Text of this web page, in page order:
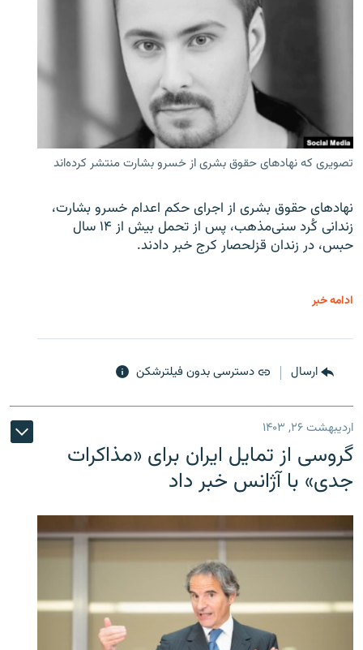
تصویری که نهادهای حقوق بشری از خسرو بشارت منتشر کرده‌اند
نهادهای حقوق بشری از اجرای حکم اعدام خسرو بشارت،
زندانی کُرد سنی‌مذهب، پس از تحمل بیش از ۱۴ سال
حبس، در زندان قزلحصار کرج خبر دادند.
ادامه خبر
ارسال دسترسی بدون فیلترشکن
اردیبهشت ۲۶, ۱۴۰۳
گروسی از تمایل ایران برای «مذاکرات
جدی» با آژانس خبر داد